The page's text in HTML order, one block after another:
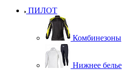
ПИЛОТ
Комбинезоны
Нижнее белье